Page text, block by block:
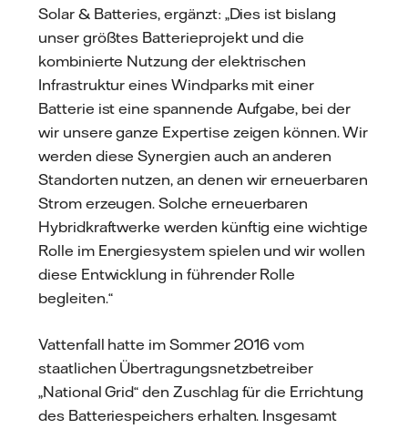
Solar & Batteries, ergänzt: „Dies ist bislang
unser größtes Batterieprojekt und die
kombinierte Nutzung der elektrischen
Infrastruktur eines Windparks mit einer
Batterie ist eine spannende Aufgabe, bei der
wir unsere ganze Expertise zeigen können. Wir
werden diese Synergien auch an anderen
Standorten nutzen, an denen wir erneuerbaren
Strom erzeugen. Solche erneuerbaren
Hybridkraftwerke werden künftig eine wichtige
Rolle im Energiesystem spielen und wir wollen
diese Entwicklung in führender Rolle
begleiten.“
Vattenfall hatte im Sommer 2016 vom
staatlichen Übertragungsnetzbetreiber
„National Grid“ den Zuschlag für die Errichtung
des Batteriespeichers erhalten. Insgesamt